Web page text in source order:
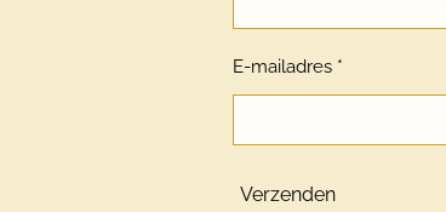
E-mailadres *
Verzenden